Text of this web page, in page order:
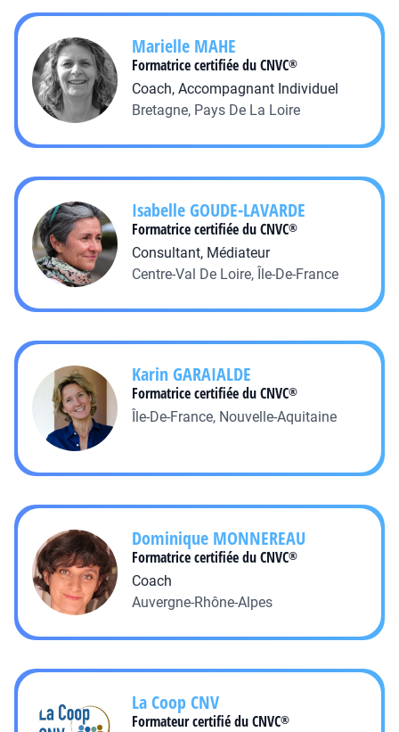
Marielle MAHE
Formatrice certifiée du CNVC®
Coach, Accompagnant Individuel
Bretagne, Pays De La Loire
IsabelleGOUDE-LAVARDE
Formatrice certifiée du CNVC®
Consultant, Médiateur
Centre-Val De Loire, Île-De-France
KarinGARAIALDE
Formatrice certifiée du CNVC®
Île-De-France, Nouvelle-Aquitaine
Dominique MONNEREAU
Formatrice certifiée du CNVC®
Coach
Auvergne-Rhône-Alpes
La CoopCNV
Formateur certifié du CNVC®